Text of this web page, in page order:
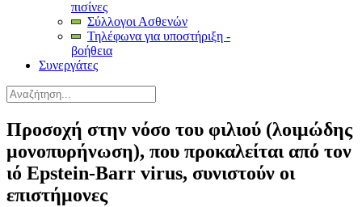
πισίνες
Σύλλογοι Ασθενών
Τηλέφωνα για υποστήριξη -
βοήθεια
Συνεργάτες
Προσοχή στην νόσο του φιλιού (λοιμώδης
μονοπυρήνωση), που προκαλείται από τον
ιό Epstein-Barr virus, συνιστούν οι
επιστήμονες